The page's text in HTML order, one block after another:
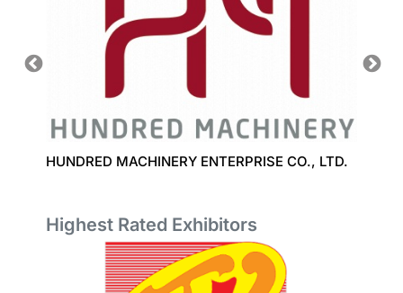
HUNDRED MACHINERY ENTERPRISE CO., LTD.
Highest Rated Exhibitors